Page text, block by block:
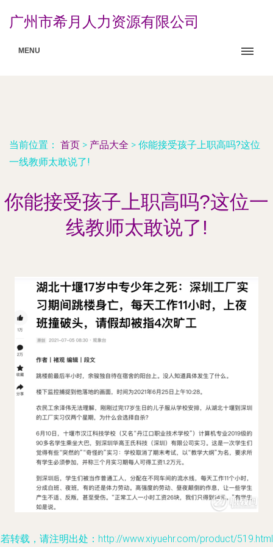
广州市希月人力资源有限公司
MENU
当前位置： 首页 > 产品大全 > 你能接受孩子上职高吗?这位
一线教师太敢说了!
你能接受孩子上职高吗?这位一
线教师太敢说了!
转载，请注明出处：http://www.xiyuehr.com/product/519.html